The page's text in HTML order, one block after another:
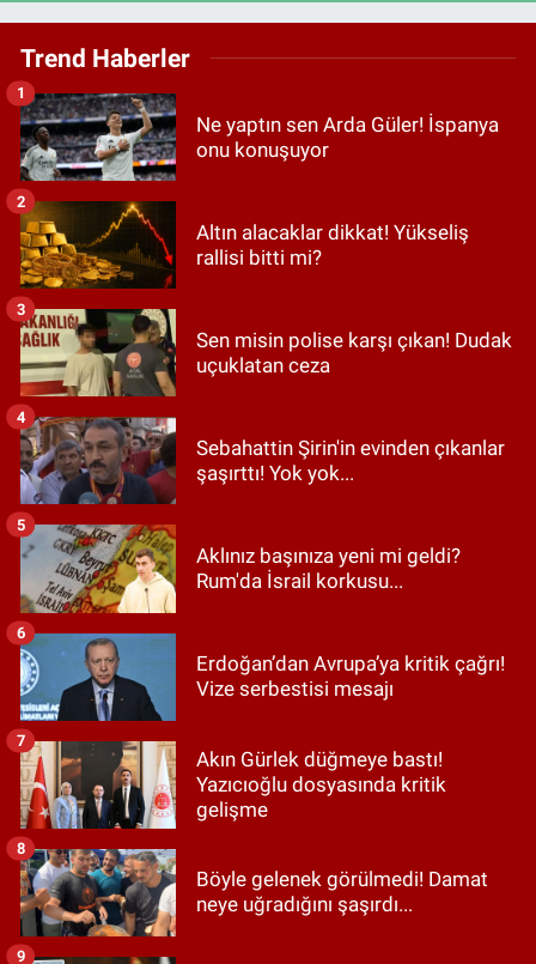
Trend Haberler
Ne yaptın sen Arda Güler! İspanya
onu konuşuyor
1
Altın alacaklar dikkat! Yükseliş
rallisi bitti mi?
2
Sen misin polise karşı çıkan! Dudak
uçuklatan ceza
3
Sebahattin Şirin'in evinden çıkanlar
şaşırttı! Yok yok...
4
Aklınız başınıza yeni mi geldi?
Rum'da İsrail korkusu...
5
Erdoğan’dan Avrupa’ya kritik çağrı!
Vize serbestisi mesajı
6
Akın Gürlek düğmeye bastı!
Yazıcıoğlu dosyasında kritik
gelişme
7
Böyle gelenek görülmedi! Damat
neye uğradığını şaşırdı...
8
9